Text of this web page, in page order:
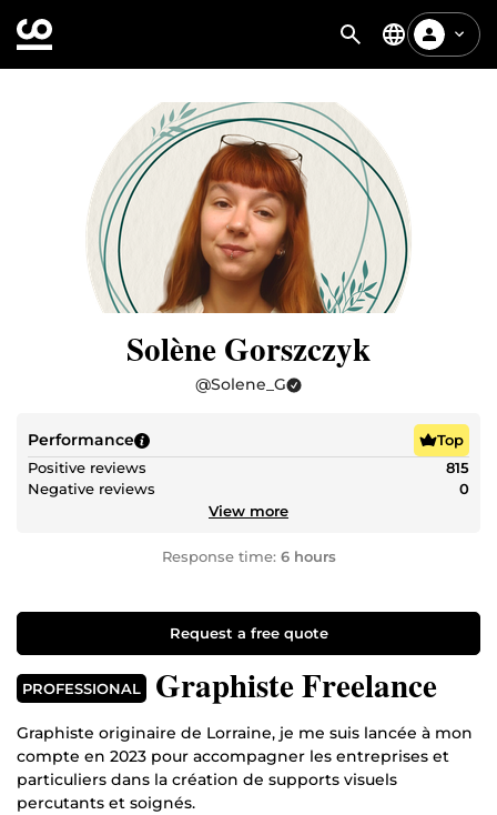
Solène Gorszczyk
@Solene_G
Performance
Top
Positive reviews
815
Negative reviews
0
View more
Response time: 6 hours
Request a free quote
PROFESSIONAL Graphiste Freelance
Graphiste originaire de Lorraine, je me suis lancée à mon
compte en 2023 pour accompagner les entreprises et
particuliers dans la création de supports visuels
percutants et soignés.